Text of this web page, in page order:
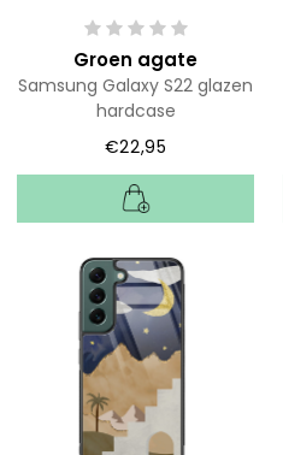
Groen agate
Samsung Galaxy S22 glazen
hardcase
€22,95